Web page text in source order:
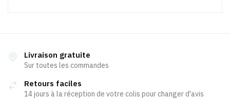
Livraison gratuite
Sur toutes les commandes
Retours faciles
14 jours à la réception de votre colis pour changer d'avis